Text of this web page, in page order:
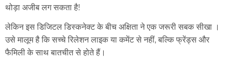
थोड़ा अजीब लग सकता है!
लेकिन इस डिजिटल डिस्कनेक्ट के बीच अक्षिता ने एक जरूरी सबक सीखा ।
उसे मालूम है कि सच्चे रिलेशन लाइक या कमेंट से नहीं, बल्कि फ्रेंड्स और
फैमिली के साथ बातचीत से होते हैं।